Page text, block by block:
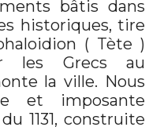
bâtis dans
historiques, tire
( Tète )
les Grecs au
la ville. Nous
et imposante
1131, construite